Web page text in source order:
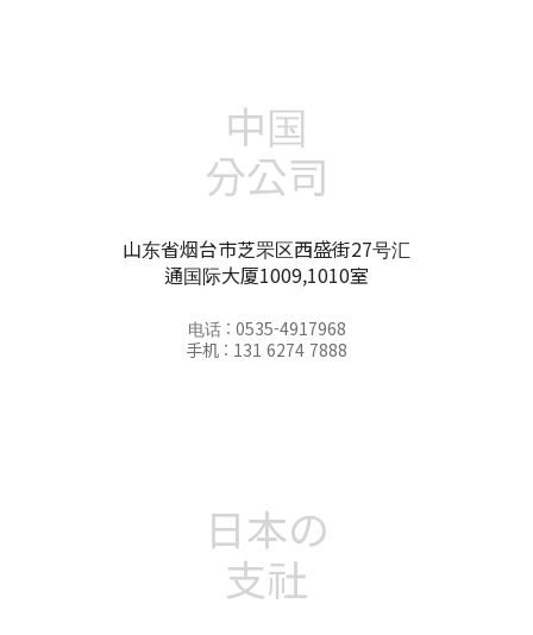
中国
分公司
山东省烟台市芝罘区西盛街27号汇
通国际大厦1009,1010室
电话 : 0535-4917968
手机 : 131 6274 7888
日本の
支社